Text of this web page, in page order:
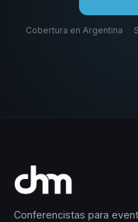
Cobertura en Argentina ·
Conferencistas para